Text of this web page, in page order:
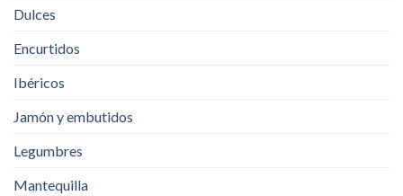
Dulces
Encurtidos
Ibéricos
Jamón y embutidos
Legumbres
Mantequilla